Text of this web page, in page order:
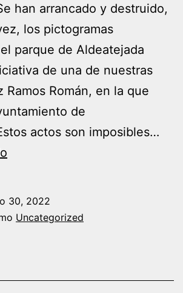
han arrancado y destruido,
los pictogramas
parque de Aldeatejada
de una de nuestras
Ramos Román, en la que
de
actos son imposibles…
Aldeatejada
30, 2022
Uncategorized